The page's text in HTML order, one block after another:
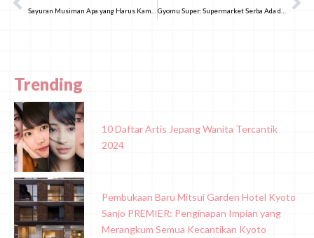
Sayuran Musiman Apa yang Harus Kamu Coba saat di Jepang? Gyomu Super: Supermarket Serba Ada di Jepang dengan Harga Terjangkau
Trending
10 Daftar Artis Jepang Wanita Tercantik
2024
Pembukaan Baru Mitsui Garden Hotel Kyoto
Sanjo PREMIER: Penginapan Impian yang
Merangkum Semua Kecantikan Kyoto